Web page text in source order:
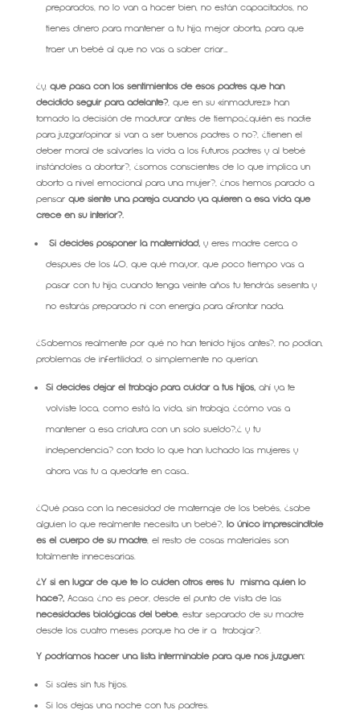
preparados, no lo van a hacer bien, no están capacitados, no
tienes dinero para mantener a tu hijo, mejor aborta, para que
traer un bebé al que no vas a saber criar….
¿y, qué pasa con los sentimientos de esos padres que han
decidido seguir para adelante?, que en su «inmadurez» han
tomado la decisión de madurar antes de tiempo,¿quién es nadie
para juzgar/opinar si van a ser buenos padres o no?, ¿tienen el
deber moral de salvarles la vida a los futuros padres y al bebé
instándoles a abortar?, ¿somos conscientes de lo que implica un
aborto a nivel emocional para una mujer?, ¿nos hemos parado a
pensar que siente una pareja cuando ya quieren a esa vida que
crece en su interior?.
Si decides posponer la maternidad,y eres madre cerca o
despues de los 40, que qué mayor, que poco tiempo vas a
pasar con tu hijo, cuando tenga veinte años tu tendrás sesenta y
no estarás preparado ni con energía para afrontar nada.
¿Sabemos realmente por qué no han tenido hijos antes?, no podían,
problemas de infertilidad, o simplemente no querían.
Si decides dejar el trabajo para cuidar a tus hijos,ahí ya te
volviste loca, como está la vida, sin trabajo, ¿cómo vas a
mantener a esa criatura con un solo sueldo?,¿ y tu
independencia? con todo lo que han luchado las mujeres y
ahora vas tu a quedarte en casa…
¿Qué pasa con la necesidad de maternaje de los bebés, ¿sabe
alguien lo que realmente necesita un bebé?, lo único imprescindible
es el cuerpo de su madre, el resto de cosas materiales son
totalmente innecesarias.
¿Y si en lugar de qué te lo cuiden otros eres tu misma quién lo
hace?, Acaso, ¿no es peor, desde el punto de vista de las
necesidades biológicas del bebé, estar separado de su madre
desde los cuatro meses porque ha de ir a trabajar?.
Y podríamos hacer una lista interminable para que nos juzguen:
Si sales sin tus hijos.
Si los dejas una noche con tus padres.